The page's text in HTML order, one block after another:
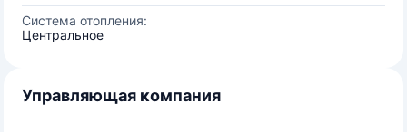
Система отопления:
Центральное
Управляющая компания